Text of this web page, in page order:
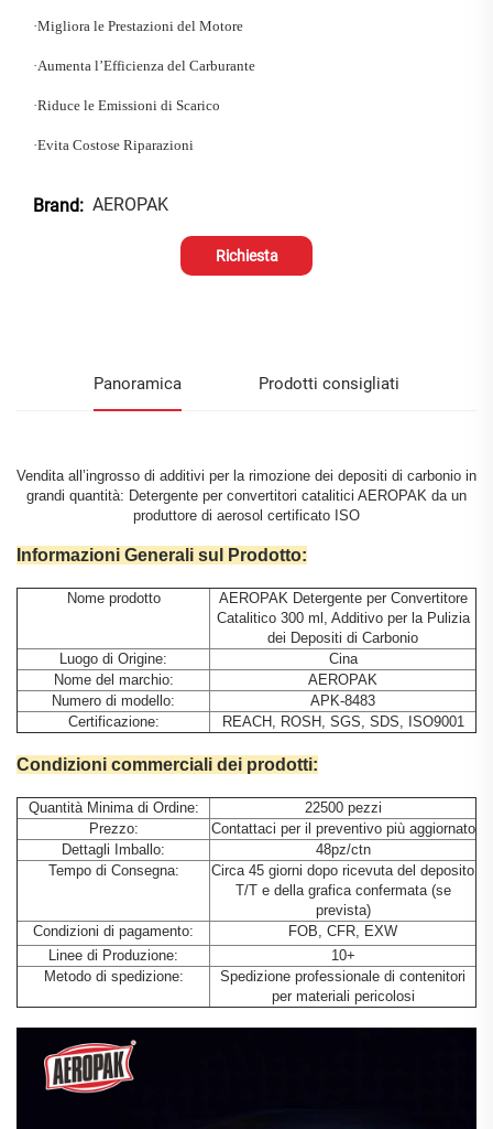
·Migliora le Prestazioni del Motore
·Aumenta l’Efficienza del Carburante
·Riduce le Emissioni di Scarico
·Evita Costose Riparazioni
Brand: AEROPAK
Richiesta
Panoramica Prodotti consigliati
Vendita all’ingrosso di additivi per la rimozione dei depositi di carbonio in
grandi quantità: Detergente per convertitori catalitici AEROPAK da un
produttore di aerosol certificato ISO
Informazioni Generali sul Prodotto:
Nome prodotto
AEROPAK Detergente per Convertitore
Catalitico 300 ml, Additivo per la Pulizia
dei Depositi di Carbonio
Luogo di Origine:
Cina
Nome del marchio:
AEROPAK
Numero di modello:
APK-8483
Certificazione:
REACH, ROSH, SGS, SDS, ISO9001
Condizioni commerciali dei prodotti:
Quantità Minima di Ordine:
22500 pezzi
Prezzo:
Contattaci per il preventivo più aggiornato
Dettagli Imballo:
48pz/ctn
Tempo di Consegna:
Circa 45 giorni dopo ricevuta del deposito
T/T e della grafica confermata (se
prevista)
Condizioni di pagamento:
FOB, CFR, EXW
Linee di Produzione:
10+
Metodo di spedizione:
Spedizione professionale di contenitori
per materiali pericolosi